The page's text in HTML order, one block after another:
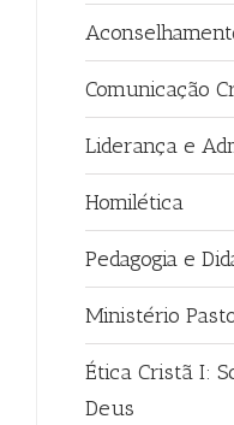
Comunicação
Liderança e
Homilética
Pedagogia e
Ministério
Ética Cristã I:
Deus